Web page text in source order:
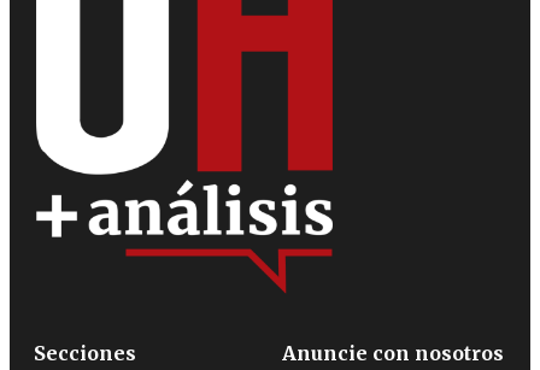
Secciones
Anuncie con nosotros